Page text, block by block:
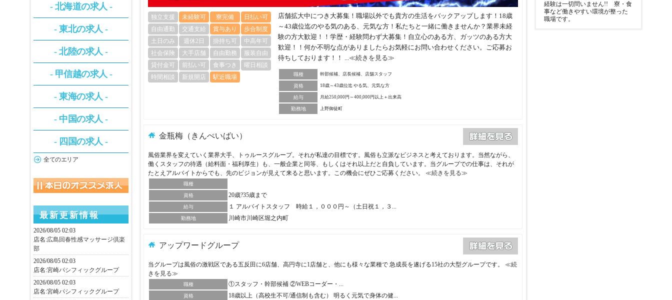
- 北海道の求人 -
- 東北の求人 -
- 北陸の求人 -
- 甲信越の求人 -
- 東海の求人 -
- 中国の求人 -
- 四国の求人 -
全てのエリア
最新更新情報
2026/08/05 02:03
店名:広島回春性感マッサージ倶楽
部
2026/08/05 02:03
店名:宮崎パシフィックグループ
2026/08/05 02:03
店名:宮崎パシフィックグループ
独立支援 未経験可 寮完備
日払い可
自由通勤
交通支給 賞与あり
歩合制度
土日のみ
週休2日 掛持ち可
中高年可
社会保険
大手店舗 自由勤務
服装自由
貸付金可
前払い可 食事つき
曜日相談
時間相談
新規開店 駅近職場
店舗拡大中につき大募集！職場以外でも貴方の生活をバックアップします！18歳
～43歳位迄のやる気のある、元気な方！私たちと一緒に働きませんか？業界未経
験の方大歓迎！！学歴・経験問わず大募集！自立心のある方、ガッツのある方大
歓迎！！何か不明な点がありましたらお気軽にお問い合わせください。ご応募お
待ちしております！！ ... ≪続きを見る≫
職種 幹部候補、店長候補、店舗スタッフ
資格 18歳～43歳位迄 やる気、元気な方
給与 月給250,000円～400,000円以上＋出来高
勤務地 上野御徒町
金瓶梅（きんぺいばい）
風俗業界を変えていく業界大手、トゥルースグループ。それが私達の目標です。風俗も立派なビジネスと考えております。当然ながら、
働くスタッフの待遇（給料面・福利厚生）も、一般企業と同等、もしくはそれ以上だと自負しています。当グループでの仕事は、それが
たとえアルバイトからでも、先のビジョンが見えて来ると思います。この機会にぜひご応募ください。 ≪続きを見る≫
職種
資格 20歳?35歳まで
給与 １ アルバイトスタッフ 時給１，０００円～（土日祝１，３...
勤務地 川崎市川崎区堀之内町
アップワードグループ
当グループは風俗の激戦区である五反田に6店舗、高円寺に1店舗と、他にも様々な業種で 急成長を遂げる15社の大型グループです。 ≪続
きを見る≫
職種 ①スタッフ・幹部候補 ②WEBコーダー・...
資格 18歳以上（高校生不可/通信制も含む） 明るく元気で身体の健...
経験は一切問いません!! 寮・食
事など働きやすい環境が整った
職場です。